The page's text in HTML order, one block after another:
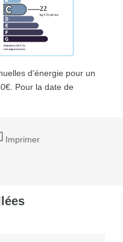
d'énergie pour un
Pour la date de
Imprimer